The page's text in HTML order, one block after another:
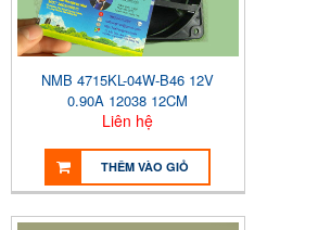
NMB 4715KL-04W-B46 12V
0.90A 12038 12CM
Liên hệ
THÊM VÀO GIỎ